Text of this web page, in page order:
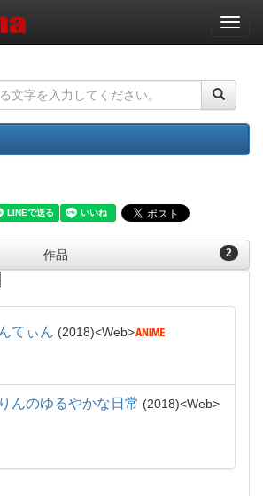
ナ
ビ
ー
ョ
ン
2
作品
てぃん 2018 Web
んのゆるやかな日常 2018 Web